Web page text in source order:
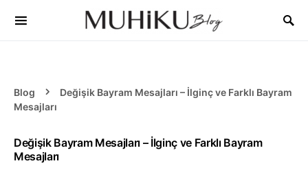
Blog
Değişik Bayram Mesajları – İlginç ve Farklı Bayram
Mesajları
Değişik Bayram Mesajları – İlginç ve Farklı Bayram
Mesajları